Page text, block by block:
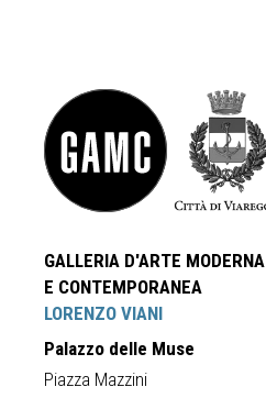
GALLERIA D'ARTE MODERNA
E CONTEMPORANEA
LORENZO VIANI
Palazzo delle Muse
Piazza Mazzini